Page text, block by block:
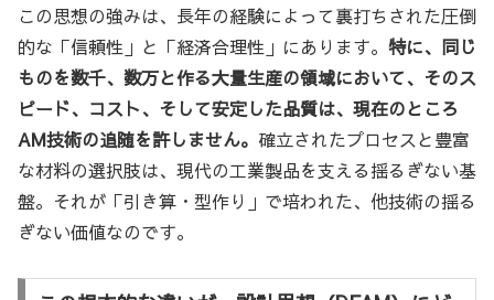
この思想の強みは、長年の経験によって裏打ちされた圧倒
的な「信頼性」と「経済合理性」にあります。 特に、同じ
ものを数千、数万と作る大量生産の領域において、そのス
ピード、コスト、そして安定した品質は、現在のところ
AM技術の追随を許しません。 確立されたプロセスと豊富
な材料の選択肢は、現代の工業製品を支える揺るぎない基
盤。それが「引き算・型作り」で培われた、他技術の揺る
ぎない価値なのです。